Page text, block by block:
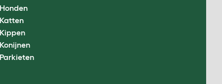
Honden
Katten
Kippen
Konijnen
Parkieten